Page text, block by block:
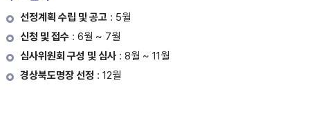
선정계획 수립 및 공고: 5월
신청 및 접수: 6월 ~ 7월
심사위원회 구성 및 심사: 8월 ~ 11월
경상북도명장 선정 : 12월